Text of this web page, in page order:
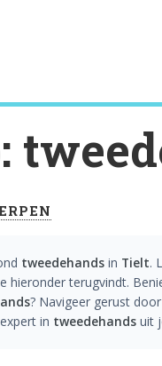
tweedehands in Tielt.
hieronder terugvindt.
? Navigeer gerust
in tweedehands uit